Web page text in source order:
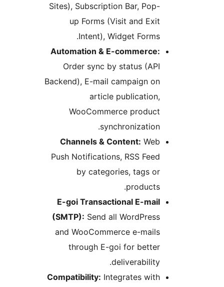
Sites), Subscription Bar, Pop-
up Forms (Visit and Exit
Intent), Widget Forms.
Automation & E-commerce:
Order sync by status (API
Backend), E-mail campaign on
article publication,
WooCommerce product
Channels & Content:
Push Notifications, RSS Feed
by categories, tags or
E-goi Transactional E-mail
(SMTP):Send all WordPress
and WooCommerce e-mails
through E-goi for better
Compatibility: Integrates with